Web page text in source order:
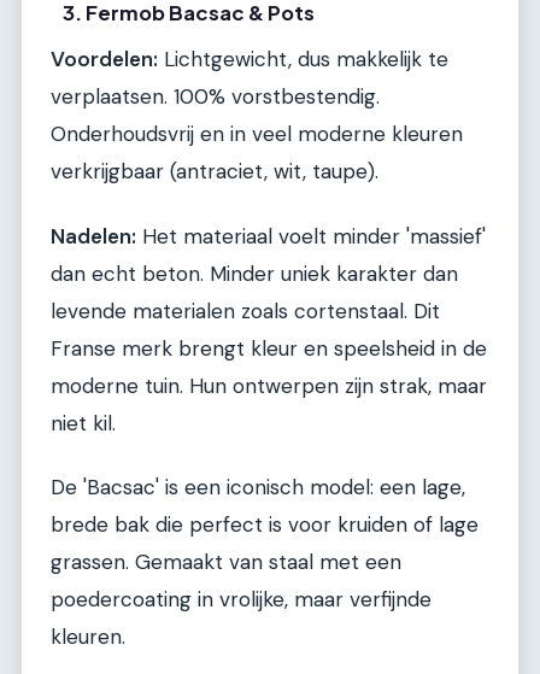
3. Fermob Bacsac & Pots
Voordelen: Lichtgewicht, dus makkelijk te
verplaatsen. 100% vorstbestendig.
Onderhoudsvrij en in veel moderne kleuren
verkrijgbaar (antraciet, wit, taupe).
Nadelen: Het materiaal voelt minder 'massief'
dan echt beton. Minder uniek karakter dan
levende materialen zoals cortenstaal. Dit
Franse merk brengt kleur en speelsheid in de
moderne tuin. Hun ontwerpen zijn strak, maar
niet kil.
De 'Bacsac' is een iconisch model: een lage,
brede bak die perfect is voor kruiden of lage
grassen. Gemaakt van staal met een
poedercoating in vrolijke, maar verfijnde
kleuren.